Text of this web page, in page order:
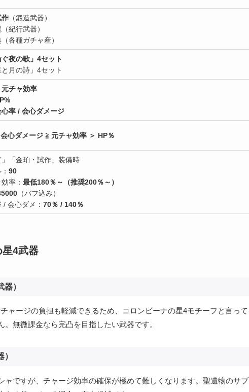
作（鍛造武器）
紀行武器）
各種ガチャ産）
ぐ夜の歌」4セット
と月の詩」4セット
元チャ効率
心率 / 会心ダメージ
心ダメージ ≧ 元チャ効率 ＞ HP％
」「金珀・試作」装備時
90
率： 最低180％～（推奨200％～）
（バフ込み）
/ 会心ダメ： 70％ / 140％
星4武器
）
ャージの負担も軽減できるため、コロンビーナの星4モチーフと言って
。無微課金なら完凸を目指したい武器です。
ャですが、チャージ効率の確保が極めて難しくなります。聖遺物のサブ